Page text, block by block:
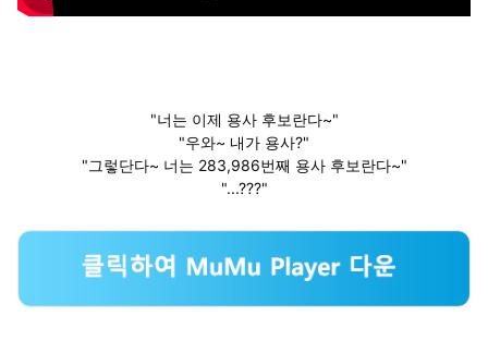
"너는 이제 용사 후보란다~"
"우와~ 내가 용사?"
"그렇단다~ 너는 283,986번째 용사 후보란다~"
"...???"